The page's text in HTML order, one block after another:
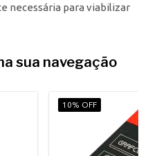
necessária para viabilizar
sua navegação
10% OFF